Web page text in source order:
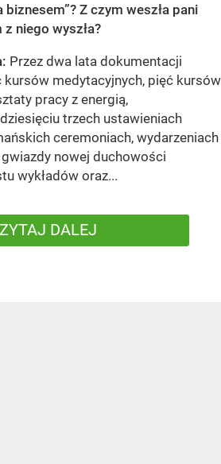
Z czym weszła pani
niego wyszła?
Przez dwa lata dokumentacji
kursów medytacyjnych, pięć kursów
pracy z energią,
trzech ustawieniach
ceremoniach, wydarzeniach
nowej duchowości
wykładów oraz...
DALEJ